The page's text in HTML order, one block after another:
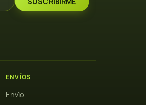
ENVÍOS
Envío